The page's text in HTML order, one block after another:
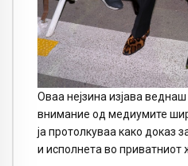
Оваа нејзина изјава
внимание од медиумите
ја протолкуваа како доказ
и исполнета во приватниот